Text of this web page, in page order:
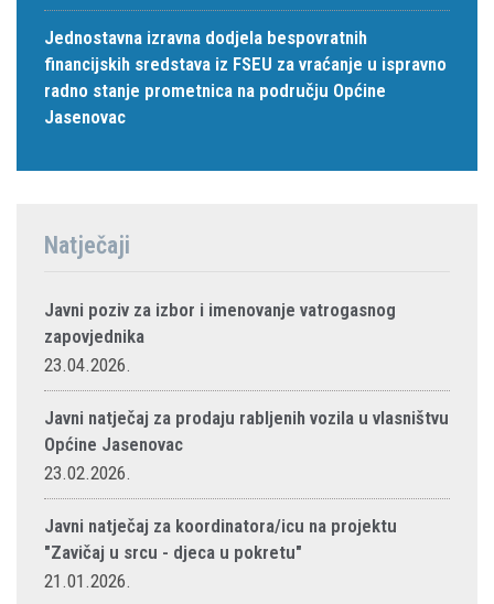
Jednostavna izravna dodjela bespovratnih
financijskih sredstava iz FSEU za vraćanje u ispravno
radno stanje prometnica na području Općine
Jasenovac
Natječaji
Javni poziv za izbor i imenovanje vatrogasnog
zapovjednika
23.04.2026.
Javni natječaj za prodaju rabljenih vozila u vlasništvu
Općine Jasenovac
23.02.2026.
Javni natječaj za koordinatora/icu na projektu
"Zavičaj u srcu - djeca u pokretu"
21.01.2026.